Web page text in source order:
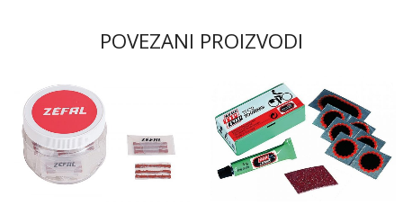
POVEZANI PROIZVODI